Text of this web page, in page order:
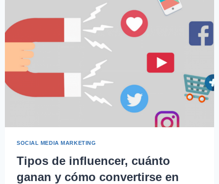
SOCIAL MEDIA MARKETING
Tipos de influencer, cuánto
ganan y cómo convertirse en